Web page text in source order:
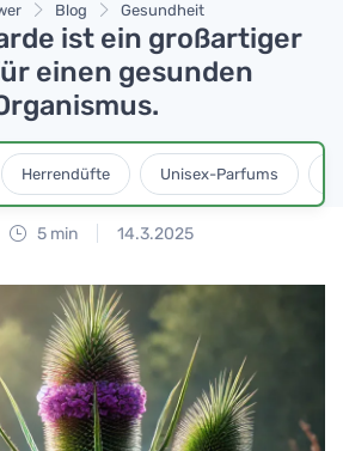
Blog Gesundheit
ist ein großartiger
einen gesunden
Herrendüfte Unisex-Parfums
5 min 14.3.2025